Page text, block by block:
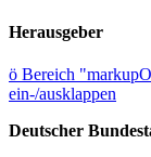
Herausgeber
ö Bereich
ein-/ausklappen
Deutscher